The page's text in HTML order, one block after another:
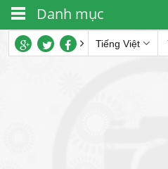
Tiếng Việt
Danh mục